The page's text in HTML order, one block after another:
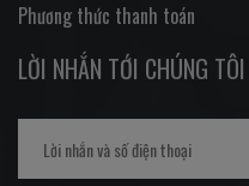
Phương thức thanh toán
LỜI NHẮN TỚI CHÚNG TÔI